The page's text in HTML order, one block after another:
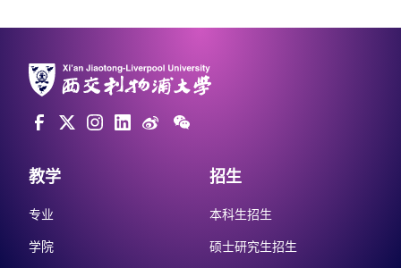
教学
专业
学院
招生
本科生招生
硕士研究生招生